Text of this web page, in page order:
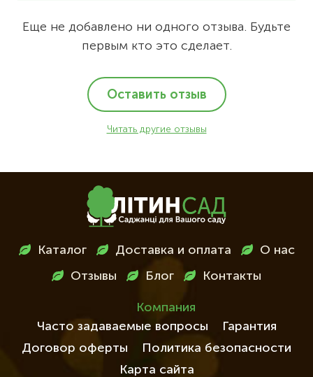
Еще не добавлено ни одного отзыва. Будьте
первым кто это сделает.
Оставить отзыв
Читать другие отзывы
МенюКаталог Доставка и оплата О нас
Отзывы Блог Контакты
Компания
Часто задаваемые вопросы
Гарантия
Договор оферты
Политика безопасности
Карта сайта